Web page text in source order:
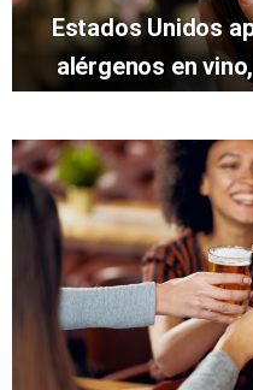
Estados Unidos
alérgenos en